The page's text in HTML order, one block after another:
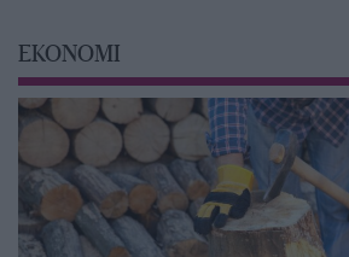
EKONOMI